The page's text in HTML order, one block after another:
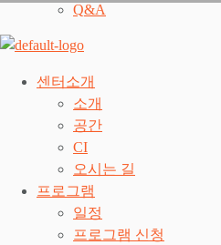
Q&A
센터소개
소개
공간
CI
오시는 길
프로그램
일정
프로그램 신청